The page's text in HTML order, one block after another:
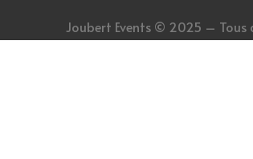
Joubert Events © 2025 – Tous